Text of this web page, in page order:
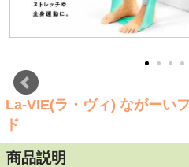
La-VIE(ラ・ヴィ) ながーい
ド
商品説明